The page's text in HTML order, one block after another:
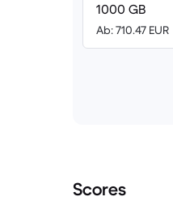
1000 GB
Ab: 710.47 EUR
Scores